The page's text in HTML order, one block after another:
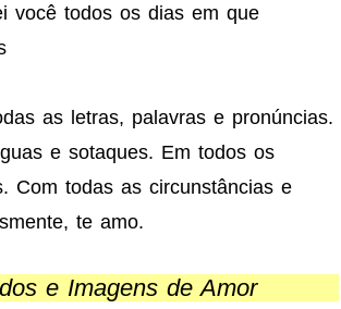
você todos os dias em que
as letras, palavras e pronúncias.
e sotaques. Em todos os
Com todas as circunstâncias e
te amo.
e Imagens de Amor